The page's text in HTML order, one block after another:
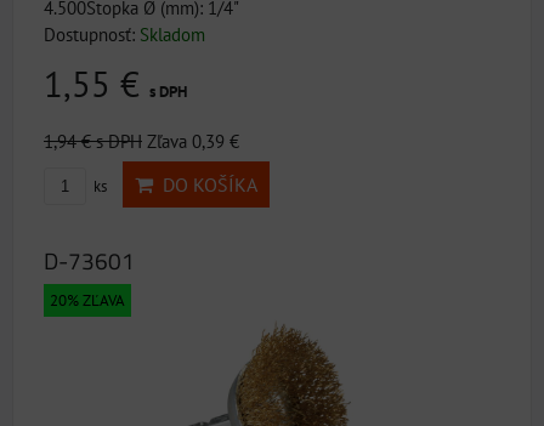
4.500Stopka Ø (mm): 1/4"
Dostupnosť: Skladom
1,55 € s DPH
1,94 €s DPH Zľava 0,39 €
ks DO KOŠÍKA
D-73601
20% ZĽAVA